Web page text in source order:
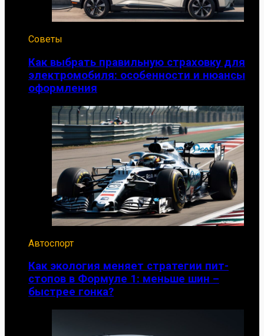
Советы
Как выбрать правильную страховку для
электромобиля: особенности и нюансы
оформления
Автоспорт
Как экология меняет стратегии пит-
стопов в Формуле 1: меньше шин –
быстрее гонка?